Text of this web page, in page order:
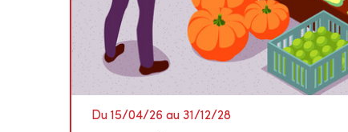
Du 15/04/26 au 31/12/28